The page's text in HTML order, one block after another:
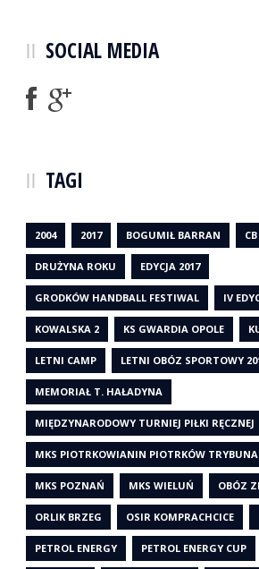
SOCIAL MEDIA
TAGI
2004 2017 BOGUMIŁ BARRAN CB
DRUŻYNA ROKU EDYCJA 2017
GRODKÓW HANDBALL FESTIWAL IV
KOWALSKA 2 KS GWARDIA OPOLE
LETNI CAMP LETNI OBÓZ SPORTOWY
MEMORIAŁ T. HAŁADYNA
MIĘDZYNARODOWY TURNIEJ PIŁKI RĘCZNEJ
MKS PIOTRKOWIANIN PIOTRKÓW
MKS POZNAŃ MKS WIELUŃ OBÓZ
ORLIK BRZEG OSIR KOMPRACHCICE
PETROL ENERGY PETROL ENERGY CUP